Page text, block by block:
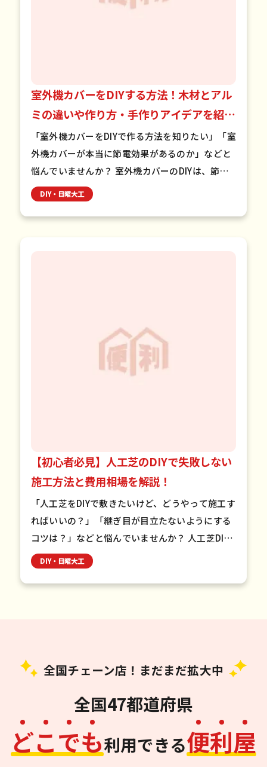
室外機カバーをDIYする方法！木材とアル
ミの違いや作り方・手作りアイデアを紹
介！
「室外機カバーをDIYで作る方法を知りたい」「室
外機カバーが本当に節電効果があるのか」などと
悩んでいませんか？ 室外機カバーのDIYは、節電
効果や美観の向上を実現しつつ、自分好みのデザ
インで作成できま…
DIY・日曜大工
【初心者必見】人工芝のDIYで失敗しない
施工方法と費用相場を解説！
「人工芝をDIYで敷きたいけど、どうやって施工す
ればいいの？」「継ぎ目が目立たないようにする
コツは？」などと悩んでいませんか？ 人工芝DIY
は正しい手順と適切な道具があれば、初心者でも
美しく仕上げるこ…
DIY・日曜大工
全国チェーン店！まだまだ拡大中
全国47都道府県
どこでも利用できる便利屋